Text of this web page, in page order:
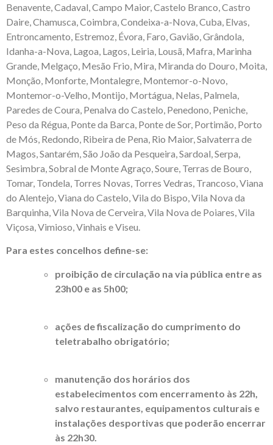
Benavente, Cadaval, Campo Maior, Castelo Branco, Castro
Daire, Chamusca, Coimbra, Condeixa-a-Nova, Cuba, Elvas,
Entroncamento, Estremoz, Évora, Faro, Gavião, Grândola,
Idanha-a-Nova, Lagoa, Lagos, Leiria, Lousã, Mafra, Marinha
Grande, Melgaço, Mesão Frio, Mira, Miranda do Douro, Moita,
Monção, Monforte, Montalegre, Montemor-o-Novo,
Montemor-o-Velho, Montijo, Mortágua, Nelas, Palmela,
Paredes de Coura, Penalva do Castelo, Penedono, Peniche,
Peso da Régua, Ponte da Barca, Ponte de Sor, Portimão, Porto
de Mós, Redondo, Ribeira de Pena, Rio Maior, Salvaterra de
Magos, Santarém, São João da Pesqueira, Sardoal, Serpa,
Sesimbra, Sobral de Monte Agraço, Soure, Terras de Bouro,
Tomar, Tondela, Torres Novas, Torres Vedras, Trancoso, Viana
do Alentejo, Viana do Castelo, Vila do Bispo, Vila Nova da
Barquinha, Vila Nova de Cerveira, Vila Nova de Poiares, Vila
Viçosa, Vimioso, Vinhais e Viseu.
Para estes concelhos define-se:
proibição de circulação na via pública entre as
23h00 e as 5h00;
ações de fiscalização do cumprimento do
teletrabalho obrigatório;
manutenção dos horários dos
estabelecimentos com encerramento às 22h,
salvo restaurantes, equipamentos culturais e
instalações desportivas que poderão encerrar
às 22h30.